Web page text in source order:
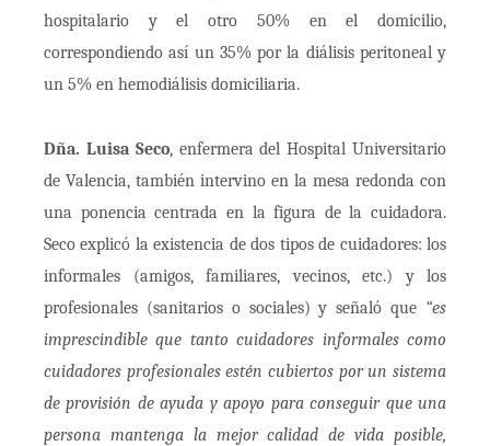
hospitalario y el otro 50% en el domicilio,
correspondiendo así un 35% por la diálisis peritoneal y
un 5% en hemodiálisis domiciliaria.
Dña. Luisa Seco, enfermera del Hospital Universitario
de Valencia, también intervino en la mesa redonda con
una ponencia centrada en la figura de la cuidadora.
Seco explicó la existencia de dos tipos de cuidadores: los
informales (amigos, familiares, vecinos, etc.) y los
profesionales (sanitarios o sociales) y señaló que “es
imprescindible que tanto cuidadores informales como
cuidadores profesionales estén cubiertos por un sistema
de provisión de ayuda y apoyo para conseguir que una
persona mantenga la mejor calidad de vida posible,